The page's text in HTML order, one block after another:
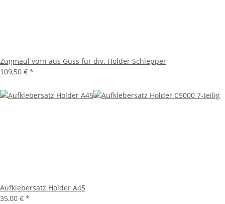
Zugmaul vorn aus Guss für div. Holder Schlepper
109,50 € *
Aufklebersatz Holder A45
35,00 € *